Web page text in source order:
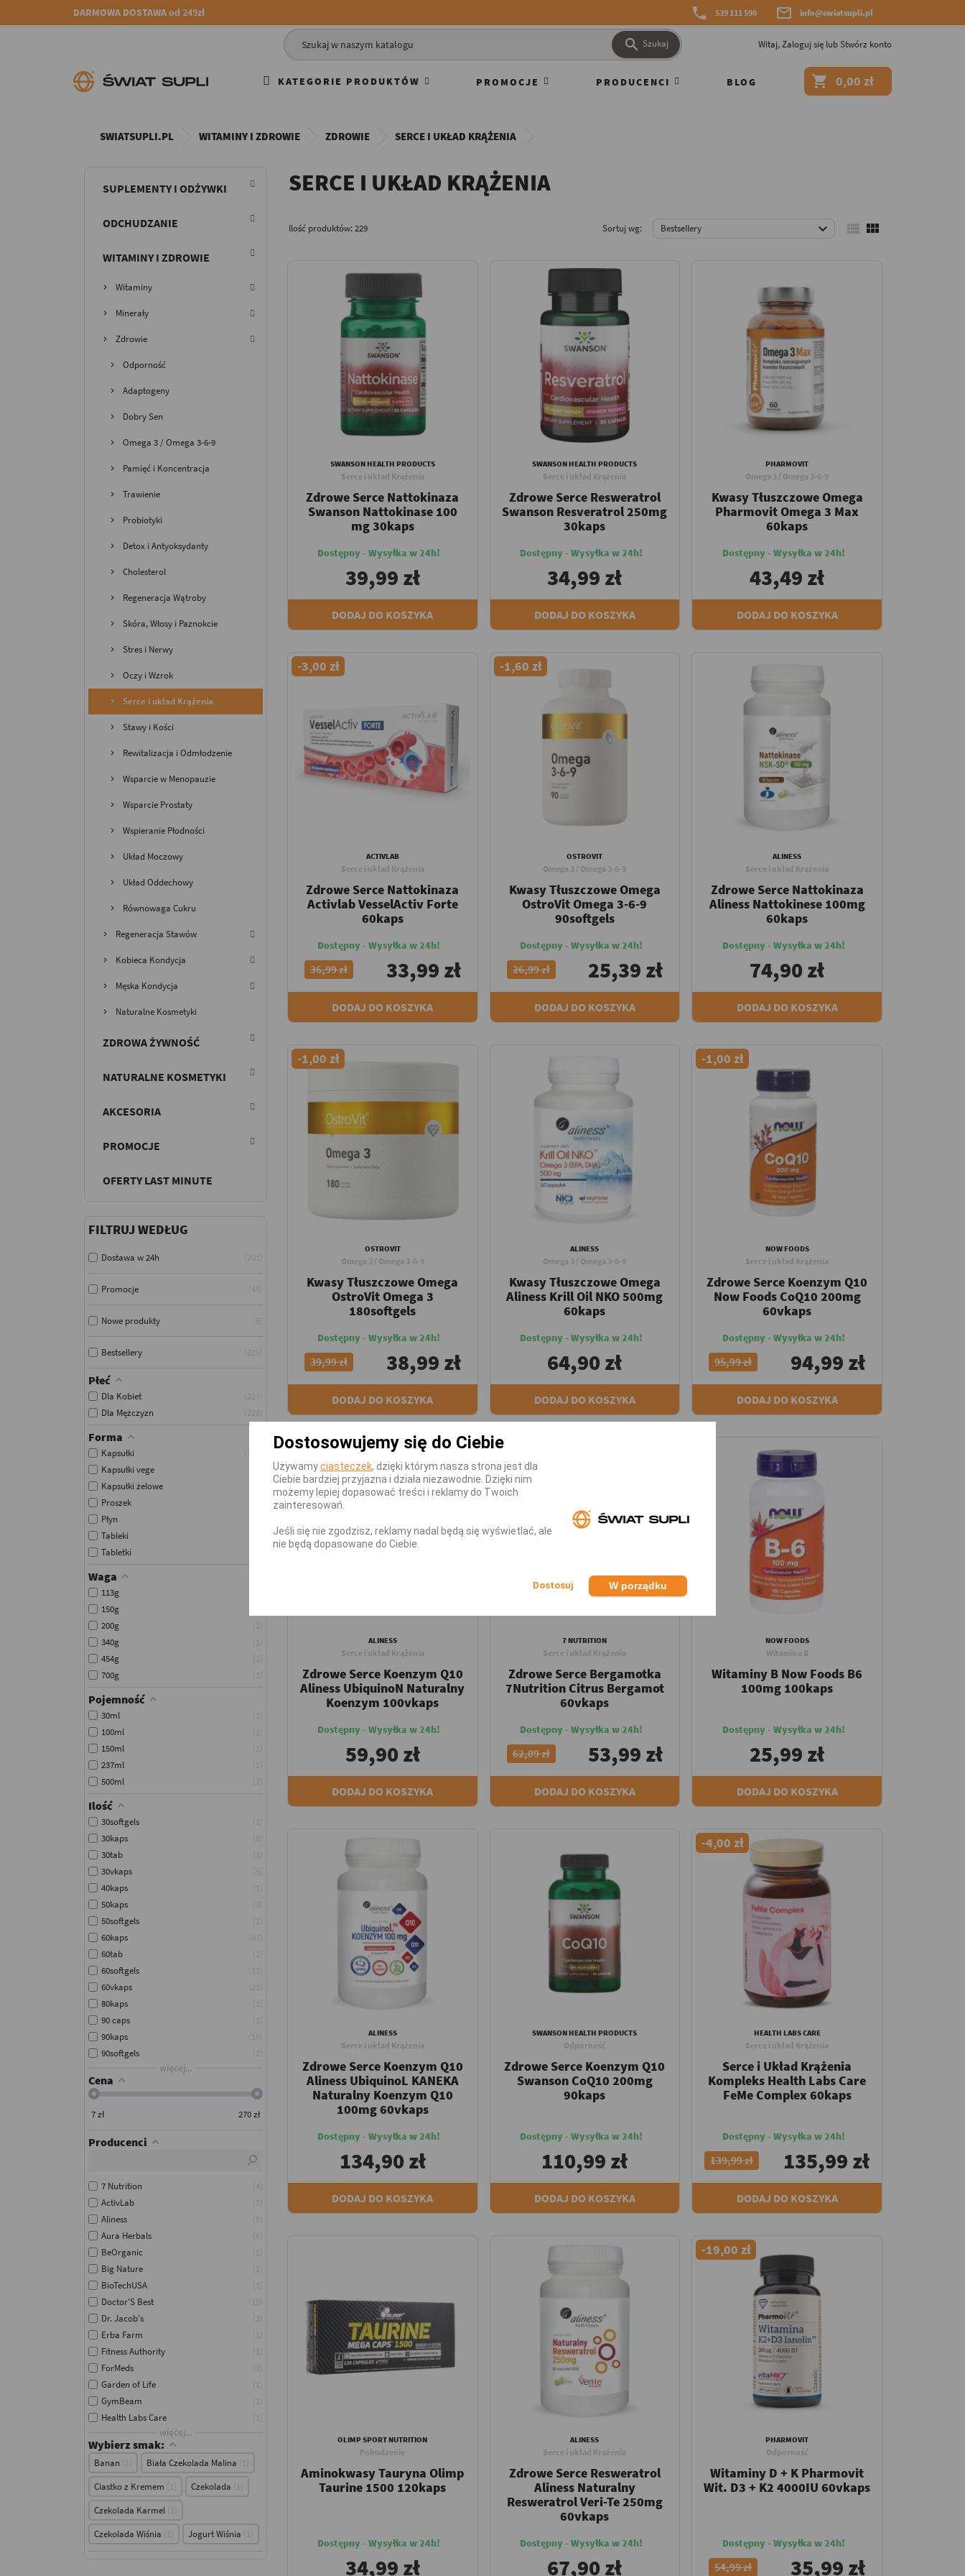
DARMOWA DOSTAWA od 249zł  539 111 590  info@swiatsupli.pl
 Szukaj Witaj,Zaloguj się lubStwórz konto
KATEGORIE PRODUKTÓW PROMOCJE PRODUCENCI BLOG  0,00 zł
SWIATSUPLI.PL WITAMINY I ZDROWIE ZDROWIE SERCE I UKŁAD KRĄŻENIA
SUPLEMENTY I ODŻYWKI
ODCHUDZANIE
WITAMINY I ZDROWIE
Witaminy
Minerały
Zdrowie
Odporność
Adaptogeny
Dobry Sen
Omega 3 / Omega 3-6-9
Pamięć i Koncentracja
Trawienie
Probiotyki
Detox i Antyoksydanty
Cholesterol
Regeneracja Wątroby
Skóra, Włosy i Paznokcie
Stres i Nerwy
Oczy i Wzrok
Serce i układ Krążenia
Stawy i Kości
Rewitalizacja i Odmłodzenie
Wsparcie w Menopauzie
Wsparcie Prostaty
Wspieranie Płodności
Układ Moczowy
Układ Oddechowy
Równowaga Cukru
Regeneracja Stawów
Kobieca Kondycja
Męska Kondycja
Naturalne Kosmetyki
ZDROWA ŻYWNOŚĆ
NATURALNE KOSMETYKI
AKCESORIA
PROMOCJE
OFERTY LAST MINUTE
FILTRUJ WEDŁUG
Dostawa w 24h
Promocje
Nowe produkty
Bestsellery
Płeć
Dla Kobiet
Dla Mężczyzn
Forma
Kapsułki
Kapsułki vege
Kapsułki żelowe
Proszek
Płyn
Tableki
Tabletki
Waga
113g
150g
200g
340g
454g
700g
Pojemność
30ml
100ml
150ml
237ml
500ml
Ilość
30softgels
30kaps
30tab
30vkaps
40kaps
50kaps
50softgels
60kaps
60tab
60softgels
60vkaps
80kaps
90 caps
90kaps
90softgels
więcej...
Cena
7zł 270zł
Producenci
7 Nutrition
ActivLab
Aliness
Aura Herbals
BeOrganic
Big Nature
BioTechUSA
Doctor'S Best
Dr. Jacob's
Erba Farm
Fitness Authority
ForMeds
Garden of Life
GymBeam
Health Labs Care
więcej...
Wybierz smak:
Banan Biała Czekolada Malina
Ciastko z Kremem
Czekolada
Czekolada Karmel
Czekolada Wiśnia
Jogurt Wiśnia
SERCE I UKŁAD KRĄŻENIA
Ilość produktów: 229 Sortuj wg: Bestsellery   
SWANSON HEALTH PRODUCTS
Serce i układ Krążenia
Zdrowe Serce Nattokinaza
Swanson Nattokinase 100
mg 30kaps
Dostępny - Wysyłka w 24h!
39,99 zł
DODAJ DO KOSZYKA
SWANSON HEALTH PRODUCTS
Serce i układ Krążenia
Zdrowe Serce Resweratrol
Swanson Resveratrol 250mg
30kaps
Dostępny - Wysyłka w 24h!
34,99 zł
DODAJ DO KOSZYKA
PHARMOVIT
Omega 3 / Omega 3-6-9
Kwasy Tłuszczowe Omega
Pharmovit Omega 3 Max
60kaps
Dostępny - Wysyłka w 24h!
43,49 zł
DODAJ DO KOSZYKA
-3,00 zł
ACTIVLAB
Serce i układ Krążenia
Zdrowe Serce Nattokinaza
Activlab VesselActiv Forte
60kaps
Dostępny - Wysyłka w 24h!
36,99 zł 33,99 zł
DODAJ DO KOSZYKA
-1,60 zł
OSTROVIT
Omega 3 / Omega 3-6-9
Kwasy Tłuszczowe Omega
OstroVit Omega 3-6-9
90softgels
Dostępny - Wysyłka w 24h!
26,99 zł 25,39 zł
DODAJ DO KOSZYKA
ALINESS
Serce i układ Krążenia
Zdrowe Serce Nattokinaza
Aliness Nattokinese 100mg
60kaps
Dostępny - Wysyłka w 24h!
74,90 zł
DODAJ DO KOSZYKA
-1,00 zł
OSTROVIT
Omega 3 / Omega 3-6-9
Kwasy Tłuszczowe Omega
OstroVit Omega 3
180softgels
Dostępny - Wysyłka w 24h!
39,99 zł 38,99 zł
DODAJ DO KOSZYKA
ALINESS
Omega 3 / Omega 3-6-9
Kwasy Tłuszczowe Omega
Aliness Krill Oil NKO 500mg
60kaps
Dostępny - Wysyłka w 24h!
64,90 zł
DODAJ DO KOSZYKA
-1,00 zł
NOW FOODS
Serce i układ Krążenia
Zdrowe Serce Koenzym Q10
Now Foods CoQ10 200mg
60vkaps
Dostępny - Wysyłka w 24h!
95,99 zł 94,99 zł
DODAJ DO KOSZYKA
ALINESS
Serce i układ Krążenia
Zdrowe Serce Koenzym Q10
Aliness UbiquinoN Naturalny
Koenzym 100vkaps
Dostępny - Wysyłka w 24h!
59,90 zł
DODAJ DO KOSZYKA
-8,10 zł
7 NUTRITION
Serce i układ Krążenia
Zdrowe Serce Bergamotka
7Nutrition Citrus Bergamot
60vkaps
Dostępny - Wysyłka w 24h!
62,09 zł 53,99 zł
DODAJ DO KOSZYKA
NOW FOODS
Witamina B
Witaminy B Now Foods B6
100mg 100kaps
Dostępny - Wysyłka w 24h!
25,99 zł
DODAJ DO KOSZYKA
ALINESS
Serce i układ Krążenia
Zdrowe Serce Koenzym Q10
Aliness UbiquinoL KANEKA
Naturalny Koenzym Q10
100mg 60vkaps
Dostępny - Wysyłka w 24h!
134,90 zł
DODAJ DO KOSZYKA
SWANSON HEALTH PRODUCTS
Odporność
Zdrowe Serce Koenzym Q10
Swanson CoQ10 200mg
90kaps
Dostępny - Wysyłka w 24h!
110,99 zł
DODAJ DO KOSZYKA
-4,00 zł
HEALTH LABS CARE
Serce i układ Krążenia
Serce i Układ Krążenia
Kompleks Health Labs Care
FeMe Complex 60kaps
Dostępny - Wysyłka w 24h!
139,99 zł 135,99 zł
DODAJ DO KOSZYKA
OLIMP SPORT NUTRITION
Pobudzenie
Aminokwasy Tauryna Olimp
Taurine 1500 120kaps
Dostępny - Wysyłka w 24h!
34,99 zł
ALINESS
Serce i układ Krążenia
Zdrowe Serce Resweratrol
Aliness Naturalny
Resweratrol Veri-Te 250mg
60vkaps
Dostępny - Wysyłka w 24h!
67,90 zł
-19,00 zł
PHARMOVIT
Odporność
Witaminy D + K Pharmovit
Wit. D3 + K2 4000IU 60vkaps
Dostępny - Wysyłka w 24h!
54,99 zł 35,99 zł
Dostosowujemy się do Ciebie
Używamyciasteczek, dzięki którym nasza strona jest dla
Ciebie bardziej przyjazna i działa niezawodnie. Dzięki nim
możemy lepiej dopasować treści i reklamy do Twoich
zainteresowań.
Jeśli się nie zgodzisz, reklamy nadal będą się wyświetlać, ale
nie będą dopasowane do Ciebie.
W porządku